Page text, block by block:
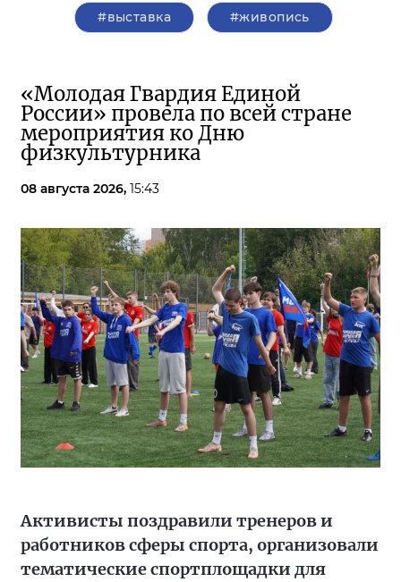
#выставка #живопись
«Молодая Гвардия Единой
России» провела по всей стране
мероприятия ко Дню
физкультурника
08 августа 2026, 15:43
Активисты поздравили тренеров и
работников сферы спорта, организовали
тематические спортплощадки для